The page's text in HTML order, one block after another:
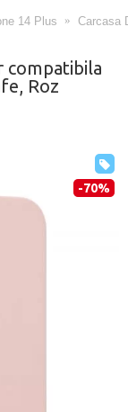
14 Plus Carcasa
compatibila
Roz
-70%